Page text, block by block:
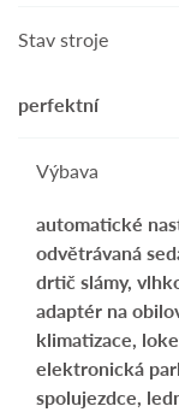
Stav stroje
perfektní
Výbava
automatické
odvětrávaná
drtič slámy,
adaptér na
klimatizace,
elektronická
spolujezdce,